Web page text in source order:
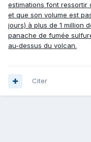
estimations font ressortir
et que son volume est
jours) à plus de 1 million
panache de fumée
au-dessus du volcan.
Citer